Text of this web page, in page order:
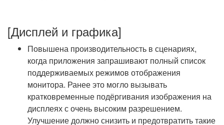
[Дисплей и графика]
Повышена производительность в сценариях,
когда приложения запрашивают полный список
поддерживаемых режимов отображения
монитора. Ранее это могло вызывать
кратковременные подёргивания изображения на
дисплеях с очень высоким разрешением.
Улучшение должно снизить и предотвратить такие